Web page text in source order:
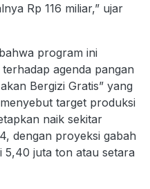
Rp 116 miliar,” ujar
program ini
agenda pangan
Bergizi Gratis” yang
target produksi
naik sekitar
dengan proyeksi gabah
5,40 juta ton atau setara